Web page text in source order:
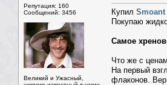
Репутация: 160
Сообщений: 3456
Великий и Ужасный,
Купил
Покупаю
Самое
Что же с
На первый
флаконов.